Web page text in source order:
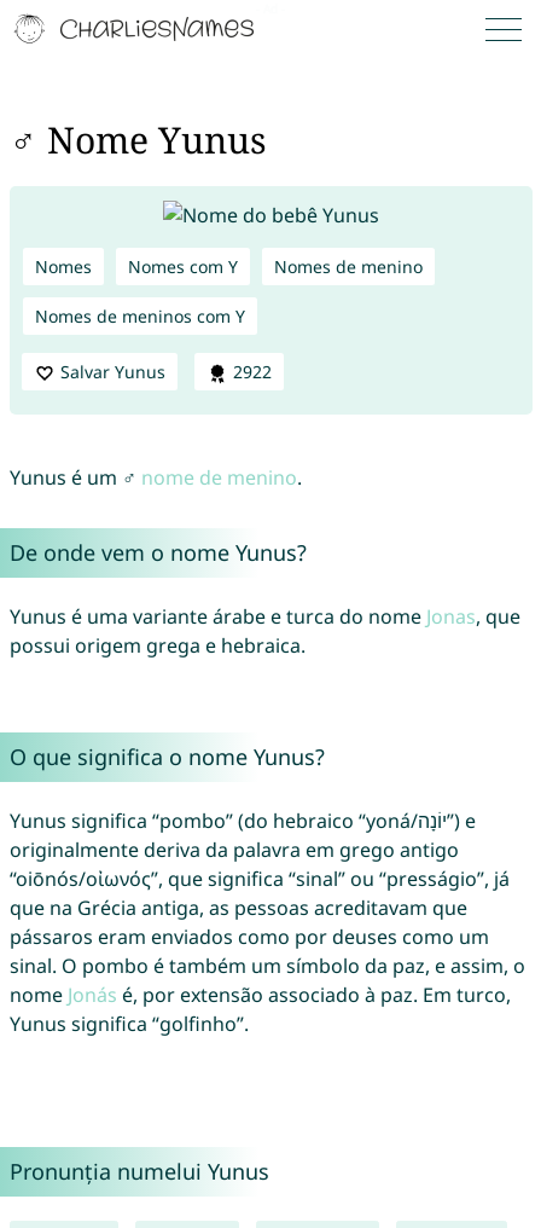
♂ Nome Yunus
Nomes Nomes com Y Nomes de menino
Nomes de meninos com Y
Salvar Yunus 2922
Yunus é um ♂ nome de menino.
De onde vem o nome Yunus?
Yunus é uma variante árabe e turca do nome Jonas, que
possui origem grega e hebraica.
O que significa o nome Yunus?
Yunus significa “pombo” (do hebraico “yoná/יוֹנָה”) e
originalmente deriva da palavra em grego antigo
“oiōnós/οἰωνός”, que significa “sinal” ou “presságio”, já
que na Grécia antiga, as pessoas acreditavam que
pássaros eram enviados como por deuses como um
sinal. O pombo é também um símbolo da paz, e assim, o
nome Jonás é, por extensão associado à paz. Em turco,
Yunus significa “golfinho”.
Pronunția numelui Yunus